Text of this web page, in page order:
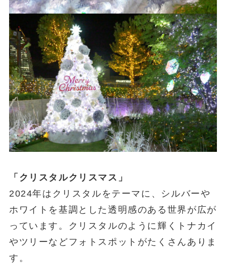
「クリスタルクリスマス」
2024年はクリスタルをテーマに、シルバーや
ホワイトを基調とした透明感のある世界が広が
っています。クリスタルのように輝くトナカイ
やツリーなどフォトスポットがたくさんありま
す。